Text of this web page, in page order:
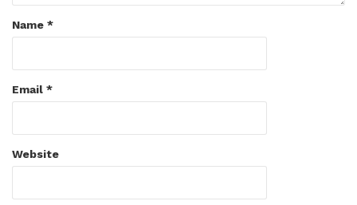
Name *
Email *
Website